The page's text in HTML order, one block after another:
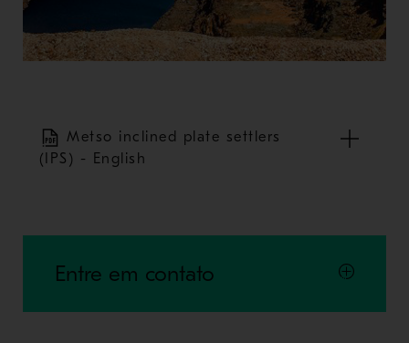
Metso inclined plate settlers
(IPS) - English
Entre em contato